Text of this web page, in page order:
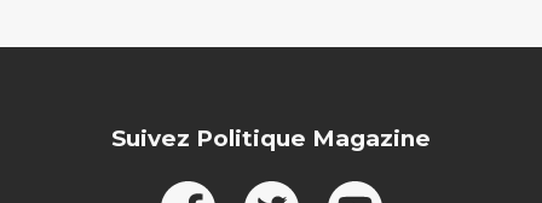
Suivez Politique Magazine